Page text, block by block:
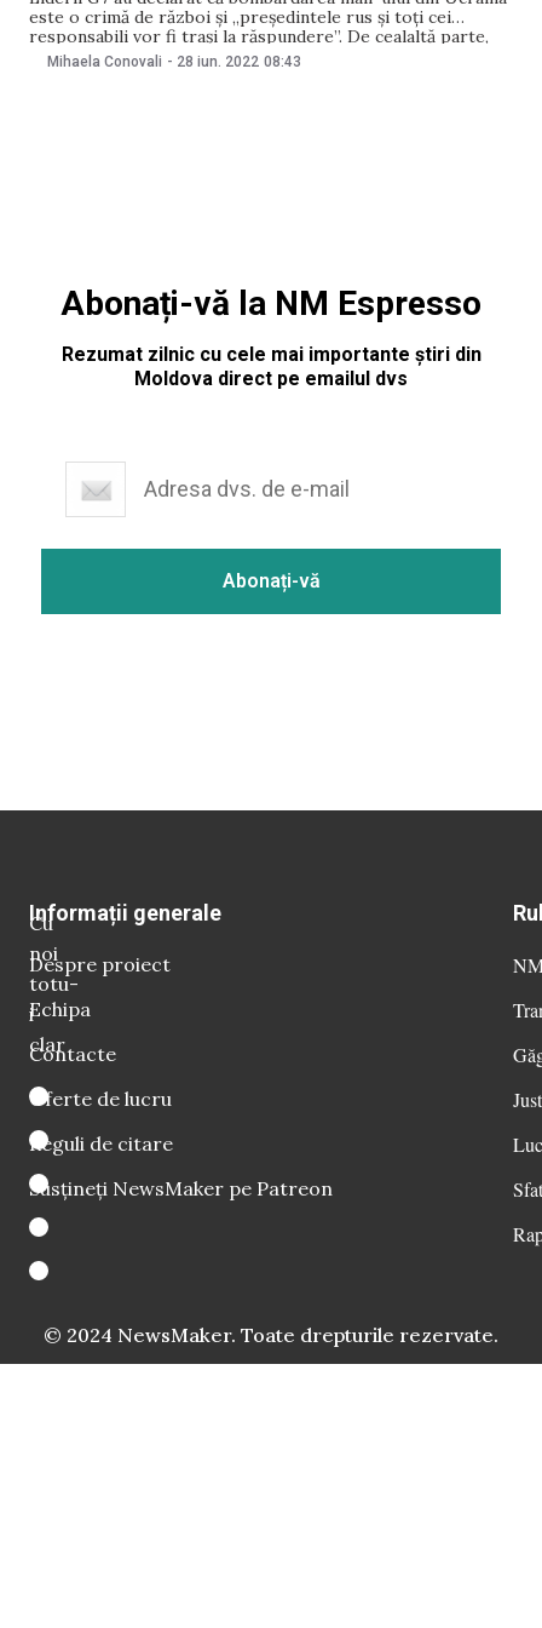
este o crimă de război și „președintele rus și toți cei
responsabili vor fi trași la răspundere”. De cealaltă parte,
autoritățile ucrainene precizează că numărul morților în
Mihaela Conovali - 28 iun. 2022 08:43
Abonați-vă la NM Espresso
Rezumat zilnic cu cele mai importante știri din
Moldova direct pe emailul dvs
Cu
noi
totu-
i
clar
Informații generale
Despre proiect
Echipa
Contacte
Oferte de lucru
Reguli de citare
Susțineți NewsMaker pe Patreon
© 2024 NewsMaker. Toate drepturile rezervate.